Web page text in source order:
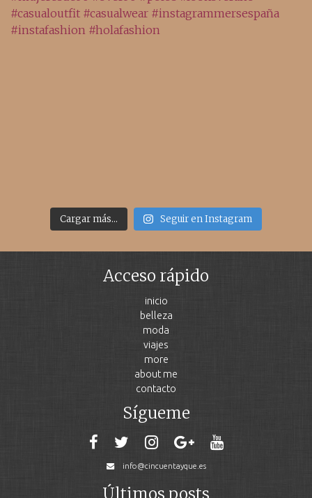
Cargar más... Seguir en Instagram
Acceso rápido
inicio
belleza
moda
viajes
more
about me
contacto
Sígueme
info@cincuentayque.es
Últimos posts